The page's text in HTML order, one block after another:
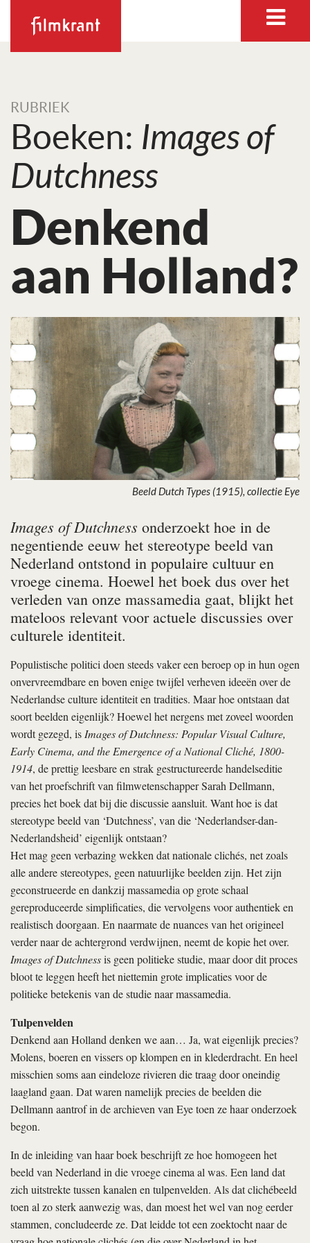
RUBRIEK
Boeken: Images of
Dutchness
Denkend
aan Holland?
Beeld Dutch Types (1915), collectie Eye
Images of Dutchness onderzoekt hoe in de
negentiende eeuw het stereotype beeld van
Nederland ontstond in populaire cultuur en
vroege cinema. Hoewel het boek dus over het
verleden van onze massamedia gaat, blijkt het
mateloos relevant voor actuele discussies over
culturele identiteit.
Populistische politici doen steeds vaker een beroep op in hun ogen
onvervreemdbare en boven enige twijfel verheven ideeën over de
Nederlandse culture identiteit en tradities. Maar hoe ontstaan dat
soort beelden eigenlijk? Hoewel het nergens met zoveel woorden
wordt gezegd, isImages of Dutchness: Popular Visual Culture,
Early Cinema, and the Emergence of a Natio­nal Cliché, 1800-
1914, de prettig leesbare en strak gestructureerde handelseditie
van het proefschrift van filmwetenschapper Sarah Dellmann,
precies het boek dat bij die discussie aansluit. Want hoe is dat
stereotype beeld van ‘Dutchness’, van die ‘Nederlandser-dan-
Nederlandsheid’ eigenlijk ontstaan?
Het mag geen verbazing wekken dat nationale clichés, net zoals
alle andere stereotypes, geen natuurlijke beelden zijn. Het zijn
geconstrueerde en dankzij massamedia op grote schaal
gereproduceerde simplificaties, die vervolgens voor authentiek en
realistisch doorgaan. En naarmate de nuances van het origineel
verder naar de achtergrond verdwijnen, neemt de kopie het over.
Images of Dutchnessis geen politieke studie, maar door dit proces
bloot te leggen heeft het niettemin grote implicaties voor de
politieke betekenis van de studie naar massamedia.
Tulpenvelden
Denkend aan Holland denken we aan… Ja, wat eigenlijk precies?
Molens, boeren en vissers op klompen en in klederdracht. En heel
misschien soms aan eindeloze rivieren die traag door oneindig
laagland gaan. Dat waren namelijk precies de beelden die
Dellmann aantrof in de archieven van Eye toen ze haar onderzoek
begon.
In de inleiding van haar boek beschrijft ze hoe homogeen het
beeld van Nederland in die vroege cinema al was. Een land dat
zich uitstrekte tussen kanalen en tulpenvelden. Als dat clichébeeld
toen al zo sterk aanwezig was, dan moest het wel van nog eerder
stammen, concludeerde ze. Dat leidde tot een zoektocht naar de